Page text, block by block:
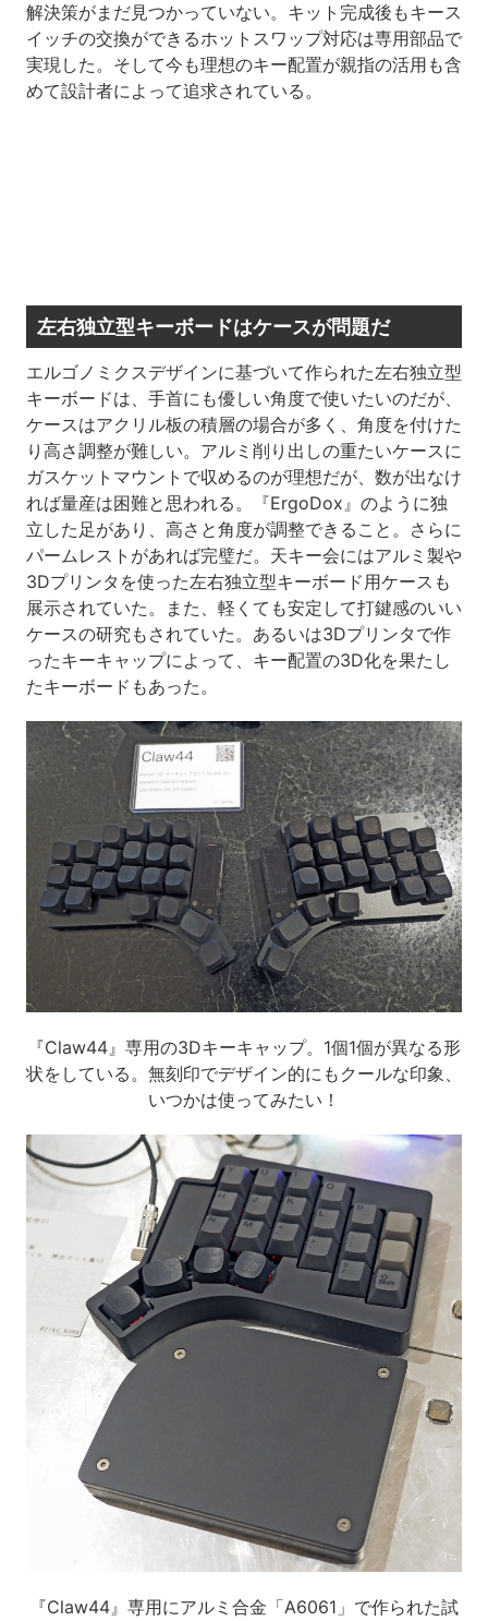
解決策がまだ見つかっていない。キット完成後もキース
イッチの交換ができるホットスワップ対応は専用部品で
実現した。そして今も理想のキー配置が親指の活用も含
めて設計者によって追求されている。
左右独立型キーボードはケースが問題だ
エルゴノミクスデザインに基づいて作られた左右独立型
キーボードは、手首にも優しい角度で使いたいのだが、
ケースはアクリル板の積層の場合が多く、角度を付けた
り高さ調整が難しい。アルミ削り出しの重たいケースに
ガスケットマウントで収めるのが理想だが、数が出なけ
れば量産は困難と思われる。『ErgoDox』のように独
立した足があり、高さと角度が調整できること。さらに
パームレストがあれば完璧だ。天キー会にはアルミ製や
3Dプリンタを使った左右独立型キーボード用ケースも
展示されていた。また、軽くても安定して打鍵感のいい
ケースの研究もされていた。あるいは3Dプリンタで作
ったキーキャップによって、キー配置の3D化を果たし
たキーボードもあった。
『Claw44』専用の3Dキーキャップ。1個1個が異なる形
状をしている。無刻印でデザイン的にもクールな印象、
いつかは使ってみたい！
『Claw44』専用にアルミ合金「A6061」で作られた試